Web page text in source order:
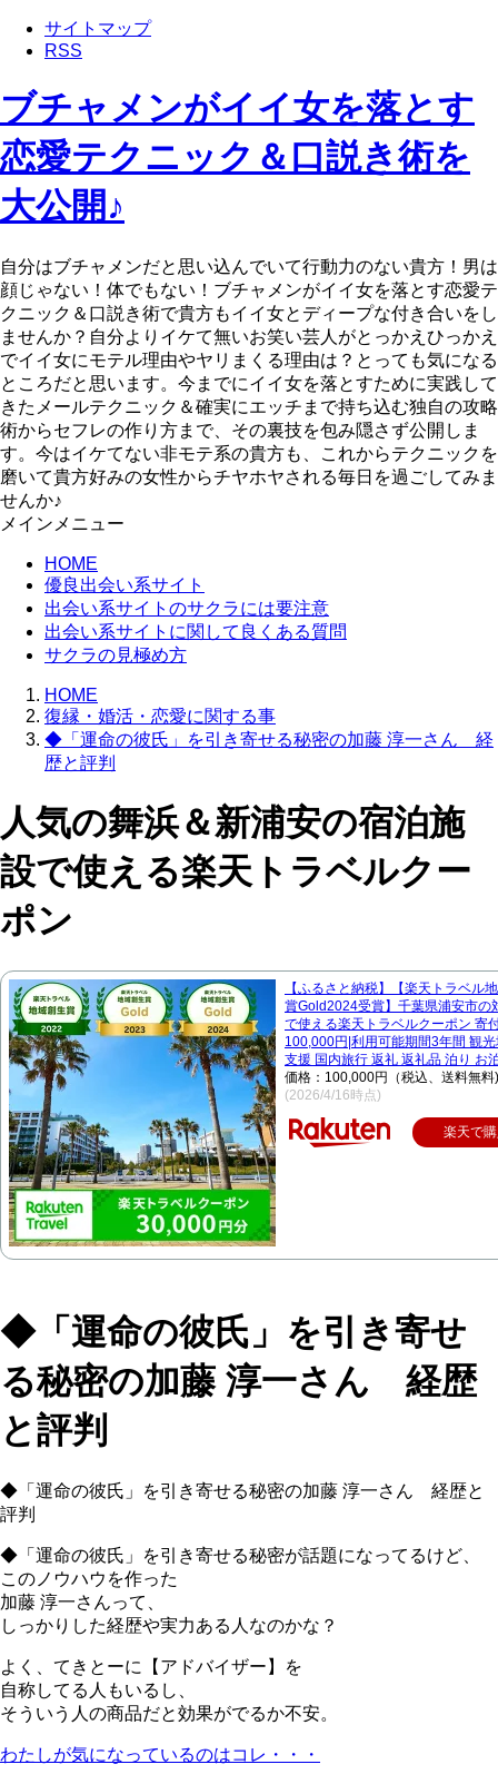
サイトマップ
RSS
ブチャメンがイイ女を落とす
恋愛テクニック＆口説き術を
大公開♪
自分はブチャメンだと思い込んでいて行動力のない貴方！男は
顔じゃない！体でもない！ブチャメンがイイ女を落とす恋愛テ
クニック＆口説き術で貴方もイイ女とディープな付き合いをし
ませんか？自分よりイケて無いお笑い芸人がとっかえひっかえ
でイイ女にモテル理由やヤリまくる理由は？とっても気になる
ところだと思います。今までにイイ女を落とすために実践して
きたメールテクニック＆確実にエッチまで持ち込む独自の攻略
術からセフレの作り方まで、その裏技を包み隠さず公開しま
す。今はイケてない非モテ系の貴方も、これからテクニックを
磨いて貴方好みの女性からチヤホヤされる毎日を過ごしてみま
せんか♪
メインメニュー
HOME
優良出会い系サイト
出会い系サイトのサクラには要注意
出会い系サイトに関して良くある質問
サクラの見極め方
HOME
復縁・婚活・恋愛に関する事
◆「運命の彼氏」を引き寄せる秘密の加藤 淳一さん 経
歴と評判
人気の舞浜＆新浦安の宿泊施
設で使える楽天トラベルクー
ポン
【ふるさと納税】【楽天トラベル
賞Gold2024受賞】千葉県浦安市の
で使える楽天トラベルクーポン 寄
100,000円|利用可能期間3年間 観
支援 国内旅行 返礼 返礼品 泊り お
価格：100,000円（税込、送料無料)
(2026/4/16時点)
楽天で
◆「運命の彼氏」を引き寄せ
る秘密の加藤 淳一さん 経歴
と評判
◆「運命の彼氏」を引き寄せる秘密の加藤 淳一さん 経歴と
評判
◆「運命の彼氏」を引き寄せる秘密が話題になってるけど、
このノウハウを作った
加藤 淳一さんって、
しっかりした経歴や実力ある人なのかな？
よく、てきとーに【アドバイザー】を
自称してる人もいるし、
そういう人の商品だと効果がでるか不安。
わたしが気になっているのはコレ・・・